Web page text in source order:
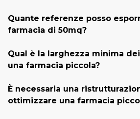
Quante referenze posso
farmacia di 50mq?
Qual è la larghezza minima
una farmacia piccola?
È necessaria una
ottimizzare una farmacia